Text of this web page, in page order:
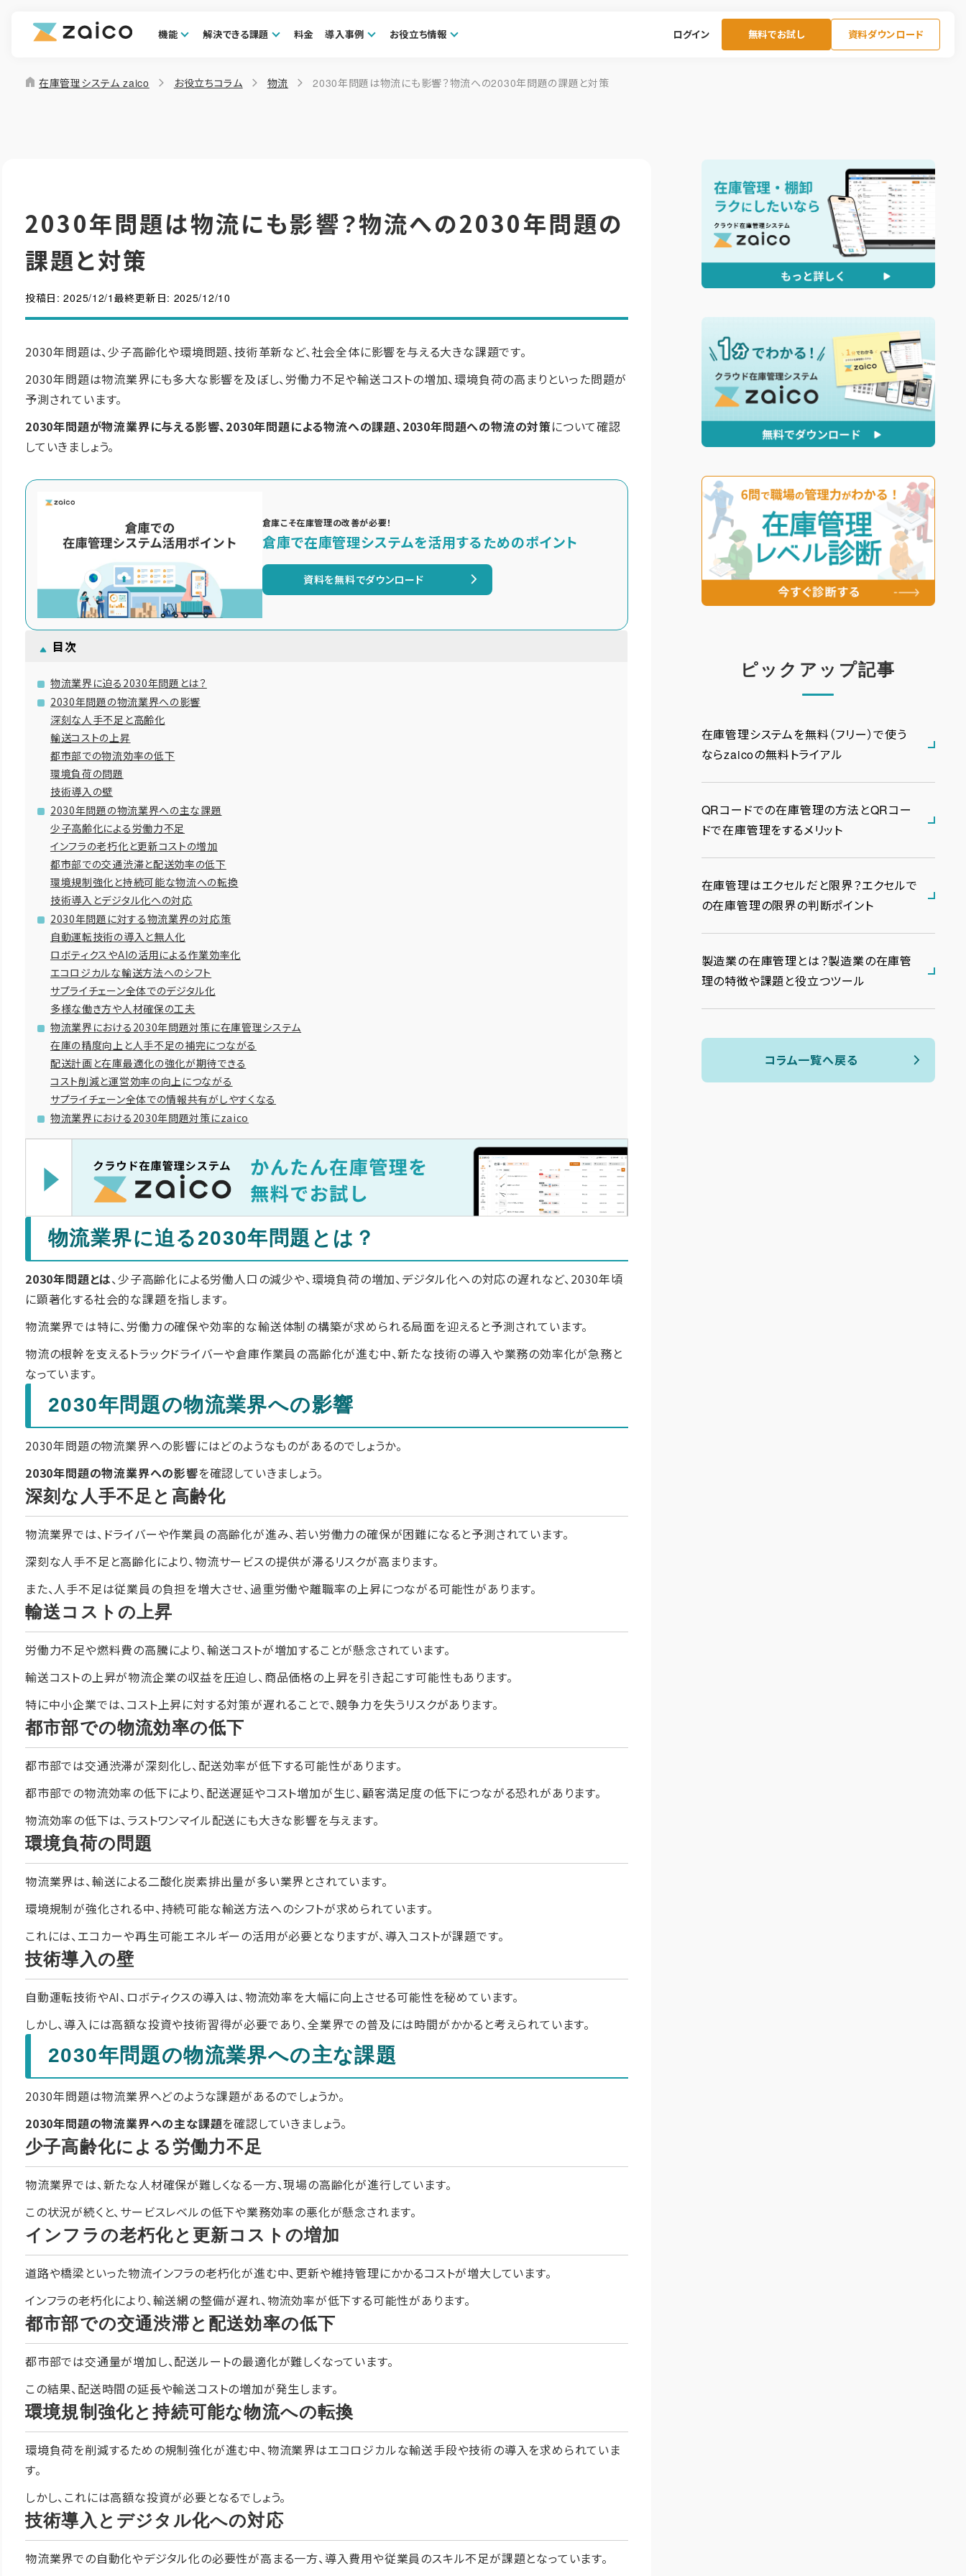
機能 解決できる課題 料金 導入事例 お役立ち情報 ログイン 無料でお試し 資料ダウンロード
home 在庫管理システム zaico お役立ちコラム 物流 2030年問題は物流にも影響？物流への2030年問題の課題と対策
2030年問題は物流にも影響？物流への2030年問題の
課題と対策
投稿日:2025/12/1 最終更新日: 2025/12/10
2030年問題は、少子高齢化や環境問題、技術革新など、社会全体に影響を与える大きな課題です。
2030年問題は物流業界にも多大な影響を及ぼし、労働力不足や輸送コストの増加、環境負荷の高まりといった問題が
予測されています。
2030年問題が物流業界に与える影響、2030年問題による物流への課題、2030年問題への物流の対策について確認
していきましょう。
倉庫こそ在庫管理の改善が必要！
倉庫で在庫管理システムを活用するためのポイント
資料を無料でダウンロード
目次
物流業界に迫る2030年問題とは？
2030年問題の物流業界への影響
深刻な人手不足と高齢化
輸送コストの上昇
都市部での物流効率の低下
環境負荷の問題
技術導入の壁
2030年問題の物流業界への主な課題
少子高齢化による労働力不足
インフラの老朽化と更新コストの増加
都市部での交通渋滞と配送効率の低下
環境規制強化と持続可能な物流への転換
技術導入とデジタル化への対応
2030年問題に対する物流業界の対応策
自動運転技術の導入と無人化
ロボティクスやAIの活用による作業効率化
エコロジカルな輸送方法へのシフト
サプライチェーン全体でのデジタル化
多様な働き方や人材確保の工夫
物流業界における2030年問題対策に在庫管理システム
在庫の精度向上と人手不足の補完につながる
配送計画と在庫最適化の強化が期待できる
コスト削減と運営効率の向上につながる
サプライチェーン全体での情報共有がしやすくなる
物流業界における2030年問題対策にzaico
物流業界に迫る2030年問題とは？
2030年問題とは、少子高齢化による労働人口の減少や、環境負荷の増加、デジタル化への対応の遅れなど、2030年頃
に顕著化する社会的な課題を指します。
物流業界では特に、労働力の確保や効率的な輸送体制の構築が求められる局面を迎えると予測されています。
物流の根幹を支えるトラックドライバーや倉庫作業員の高齢化が進む中、新たな技術の導入や業務の効率化が急務と
なっています。
2030年問題の物流業界への影響
2030年問題の物流業界への影響にはどのようなものがあるのでしょうか。
2030年問題の物流業界への影響を確認していきましょう。
深刻な人手不足と高齢化
物流業界では、ドライバーや作業員の高齢化が進み、若い労働力の確保が困難になると予測されています。
深刻な人手不足と高齢化により、物流サービスの提供が滞るリスクが高まります。
また、人手不足は従業員の負担を増大させ、過重労働や離職率の上昇につながる可能性があります。
輸送コストの上昇
労働力不足や燃料費の高騰により、輸送コストが増加することが懸念されています。
輸送コストの上昇が物流企業の収益を圧迫し、商品価格の上昇を引き起こす可能性もあります。
特に中小企業では、コスト上昇に対する対策が遅れることで、競争力を失うリスクがあります。
都市部での物流効率の低下
都市部では交通渋滞が深刻化し、配送効率が低下する可能性があります。
都市部での物流効率の低下により、配送遅延やコスト増加が生じ、顧客満足度の低下につながる恐れがあります。
物流効率の低下は、ラストワンマイル配送にも大きな影響を与えます。
環境負荷の問題
物流業界は、輸送による二酸化炭素排出量が多い業界とされています。
環境規制が強化される中、持続可能な輸送方法へのシフトが求められています。
これには、エコカーや再生可能エネルギーの活用が必要となりますが、導入コストが課題です。
技術導入の壁
自動運転技術やAI、ロボティクスの導入は、物流効率を大幅に向上させる可能性を秘めています。
しかし、導入には高額な投資や技術習得が必要であり、全業界での普及には時間がかかると考えられています。
2030年問題の物流業界への主な課題
2030年問題は物流業界へどのような課題があるのでしょうか。
2030年問題の物流業界への主な課題を確認していきましょう。
少子高齢化による労働力不足
物流業界では、新たな人材確保が難しくなる一方、現場の高齢化が進行しています。
この状況が続くと、サービスレベルの低下や業務効率の悪化が懸念されます。
インフラの老朽化と更新コストの増加
道路や橋梁といった物流インフラの老朽化が進む中、更新や維持管理にかかるコストが増大しています。
インフラの老朽化により、輸送網の整備が遅れ、物流効率が低下する可能性があります。
都市部での交通渋滞と配送効率の低下
都市部では交通量が増加し、配送ルートの最適化が難しくなっています。
この結果、配送時間の延長や輸送コストの増加が発生します。
環境規制強化と持続可能な物流への転換
環境負荷を削減するための規制強化が進む中、物流業界はエコロジカルな輸送手段や技術の導入を求められていま
す。
しかし、これには高額な投資が必要となるでしょう。
技術導入とデジタル化への対応
物流業界での自動化やデジタル化の必要性が高まる一方、導入費用や従業員のスキル不足が課題となっています。
ピックアップ記事
在庫管理システムを無料（フリー）で使う
ならzaicoの無料トライアル
QRコードでの在庫管理の方法とQRコー
ドで在庫管理をするメリット
在庫管理はエクセルだと限界？エクセルで
の在庫管理の限界の判断ポイント
製造業の在庫管理とは？製造業の在庫管
理の特徴や課題と役立つツール
コラム一覧へ戻る